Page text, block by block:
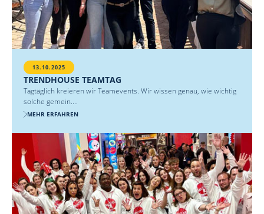
13.10.2025
TRENDHOUSE TEAMTAG
Tagtäglich kreieren wir Teamevents. Wir wissen genau, wie wichtig
solche gemein....
MEHR ERFAHREN